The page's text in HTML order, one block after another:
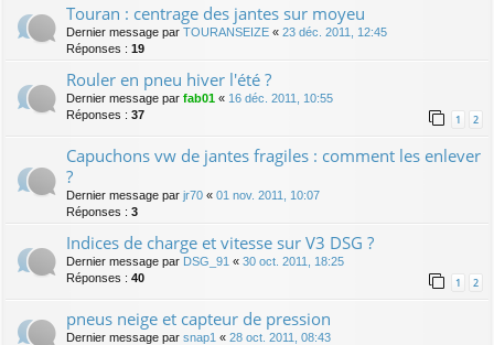
Touran : centrage des jantes sur moyeu
Dernier message par TOURANSEIZE « 23 déc. 2011, 12:45
Réponses : 19
Rouler en pneu hiver l'été ?
Dernier message par fab01 « 16 déc. 2011, 10:55
Réponses : 37 1 2
Capuchons vw de jantes fragiles : comment les enlever
?
Dernier message par jr70 « 01 nov. 2011, 10:07
Réponses : 3
Indices de charge et vitesse sur V3 DSG ?
Dernier message par DSG_91 « 30 oct. 2011, 18:25
Réponses : 40 1 2
pneus neige et capteur de pression
Dernier message par snap1 « 28 oct. 2011, 08:43